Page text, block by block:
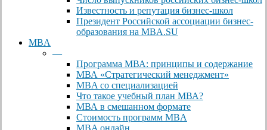
Известность и репутация бизнес-школ
Президент Российской ассоциации бизнес-
образования на MBA.SU
MBA
—
Программа МВА: принципы и содержание
МВА «Cтратегический менеджмент»
MBA со специализацией
Что такое учебный план МВА?
МВА в смешанном формате
Стоимость программ MBA
MBA онлайн